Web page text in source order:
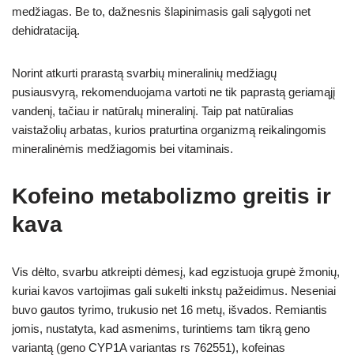
medžiagas. Be to, dažnesnis šlapinimasis gali sąlygoti net
dehidrataciją.
Norint atkurti prarastą svarbių mineralinių medžiagų
pusiausvyrą, rekomenduojama vartoti ne tik paprastą geriamąjį
vandenį, tačiau ir natūralų mineralinį. Taip pat natūralias
vaistažolių arbatas, kurios praturtina organizmą reikalingomis
mineralinėmis medžiagomis bei vitaminais.
Kofeino metabolizmo greitis ir
kava
Vis dėlto, svarbu atkreipti dėmesį, kad egzistuoja grupė žmonių,
kuriai kavos vartojimas gali sukelti inkstų pažeidimus. Neseniai
buvo gautos tyrimo, trukusio net 16 metų, išvados. Remiantis
jomis, nustatyta, kad asmenims, turintiems tam tikrą geno
variantą (geno CYP1A variantas rs 762551), kofeinas